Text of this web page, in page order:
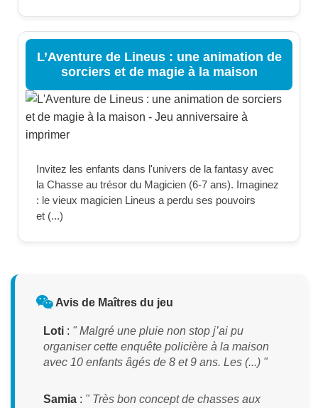
L’Aventure de Lineus : une animation de
sorciers et de magie à la maison
Invitez les enfants dans l'univers de la fantasy avec
la Chasse au trésor du Magicien (6-7 ans). Imaginez
: le vieux magicien Lineus a perdu ses pouvoirs
et (...)
Avis de Maîtres du jeu
Loti : " Malgré une pluie non stop j’ai pu
organiser cette enquête policière à la maison
avec 10 enfants âgés de 8 et 9 ans. Les (...) "
Samia : " Très bon concept de chasses aux